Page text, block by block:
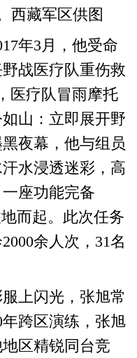
西藏军区供图
年3月，他受命
战医疗队重伤救
医疗队冒雨摩托
山：立即展开野
夜幕，他与组员
水浸透迷彩，高
座功能完备
而起。此次任务
余人次，31名
上闪光，张旭常
跨区演练，张旭
区精锐同台竞